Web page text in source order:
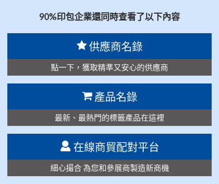
90%印包企業還同時查看了以下內容
供應商名錄
點一下，獲取精準又安心的供應商
產品名錄
最新、最熱門的標籤產品在這裡
在線商貿配對平台
細心撮合 為您和參展商製造新商機